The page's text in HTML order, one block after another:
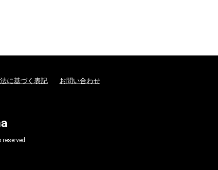
に基づく表記 お問い合わせ
reserved.